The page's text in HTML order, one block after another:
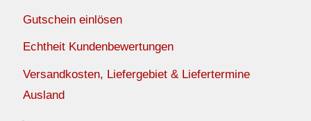
Gutschein einlösen
Echtheit Kundenbewertungen
Versandkosten, Liefergebiet & Liefertermine
Ausland